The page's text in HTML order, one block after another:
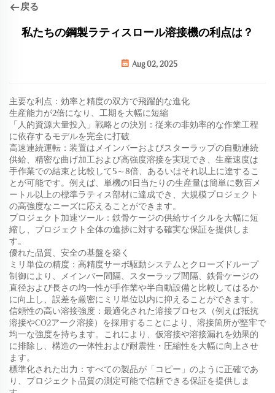
戻る
私たちの鋼製ラティスロール溶接機の利点は？
Aug 02, 2025
主要な利点：効率と精度の双方で飛躍的な進化
生産能力が2倍になり、工期を大幅に短縮
「人的資源大量投入」戦略との決別：従来の非効率的な作業工程
に依存するモデルを完全に打破
高速連続運転：装置はメインバーおよびスターラップの自動連続
供給、精密な曲げ加工および高強度溶接を実現でき、生産速度は
手作業での結束と比較して5～8倍、あるいはそれ以上に達するこ
とが可能です。例えば、単機の1日当たりの生産量は簡単に数百メ
ートル以上の標準ラティス部材に達成でき、大規模プロジェクト
の高強度なニーズに応えることができます。
プロジェクト加速ツール：鉄骨ケージの供給サイクルを大幅に短
縮し、プロジェクト全体の進捗に対する確実な保証を提供しま
す。
優れた品質、安全の基盤を築く
ミリ単位の精度：高精度サーボ駆動システムとクローズドループ
制御により、メインバー間隔、スターラップ間隔、鉄骨ケージの
直径および長さの均一性が手作業や半自動設備と比較してはるか
に向上し、誤差を厳密にミリ単位以内に抑えることができます。
信頼性の高い溶接強度：最適化された溶接プロセス（例えば抵抗
溶接やCO2アーク溶接）を採用することにより、溶接箇所が堅牢で
均一な強度を持ちます。これにより、仮溶接や溶接漏れを効果的
に排除し、構造の一体性および耐震性・圧縮性を大幅に向上させ
ます。
標準化された出力：すべての製品が「コピー」のように正確であ
り、プロジェクト品質の測定可能で信頼できる保証を提供しま